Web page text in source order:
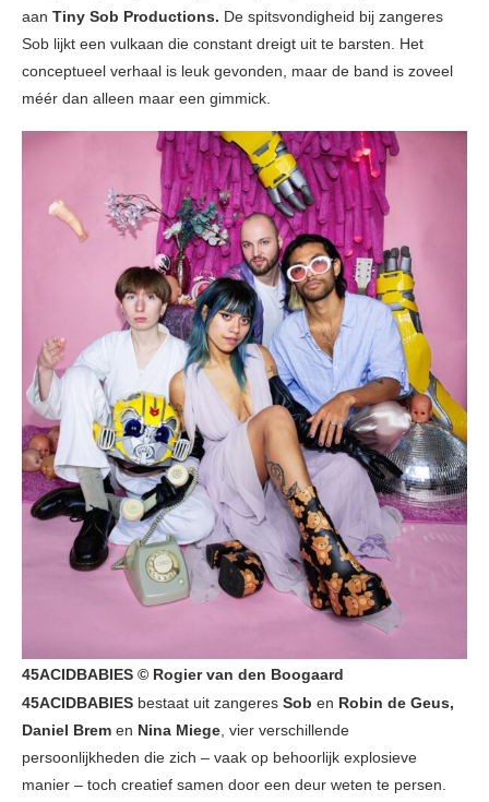
aan Tiny Sob Productions. De spitsvondigheid bij zangeres
Sob lijkt een vulkaan die constant dreigt uit te barsten. Het
conceptueel verhaal is leuk gevonden, maar de band is zoveel
méér dan alleen maar een gimmick.
45ACIDBABIES © Rogier van den Boogaard
45ACIDBABIES ​bestaat uit zangeres Sob en Robin de Geus,
Daniel Brem en Nina Miege, vier verschillende
persoonlijkheden die zich – vaak op behoorlijk explosieve
manier – toch creatief samen door een deur weten te persen.